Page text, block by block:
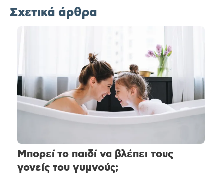
Σχετικά άρθρα
Μπορεί το παιδί να βλέπει τους
γονείς του γυμνούς;